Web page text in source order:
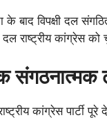
के बाद विपक्षी दल
दल राष्ट्रीय कांग्रेस को
संगठनात्मक
कांग्रेस पार्टी